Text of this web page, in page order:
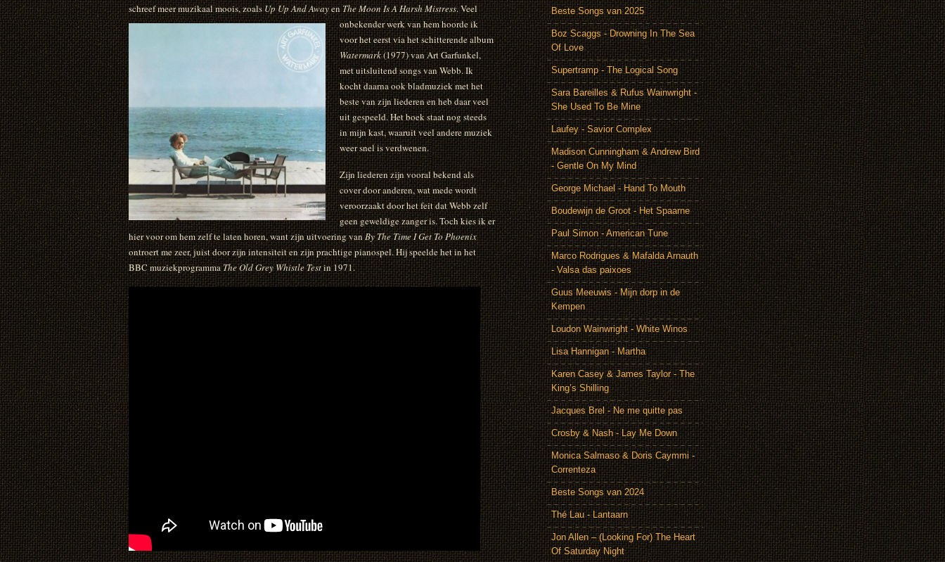
schreef meer muzikaal moois, zoalsUp Up And AwayenThe Moon Is A Harsh Mistress.Veel
onbekender werk van hem hoorde ik
voor het eerst via het schitterende album
Watermark(1977) van Art Garfunkel,
met uitsluitend songs van Webb. Ik
kocht daarna ook bladmuziek met het
beste van zijn liederen en heb daar veel
uit gespeeld. Het boek staat nog steeds
in mijn kast, waaruit veel andere muziek
weer snel is verdwenen.
Zijn liederen zijn vooral bekend als
cover door anderen, wat mede wordt
veroorzaakt door het feit dat Webb zelf
geen geweldige zanger is. Toch kies ik er
hier voor om hem zelf te laten horen, want zijn uitvoering vanBy The Time I Get To Phoenix
ontroert me zeer, juist door zijn intensiteit en zijn prachtige pianospel. Hij speelde het in het
BBC muziekprogrammaThe Old Grey Whistle Testin 1971.
Beste Songs van 2025
Boz Scaggs - Drowning In The Sea
Of Love
Supertramp - The Logical Song
Sara Bareilles & Rufus Wainwright -
She Used To Be Mine
Laufey - Savior Complex
Madison Cunningham & Andrew Bird
- Gentle On My Mind
George Michael - Hand To Mouth
Boudewijn de Groot - Het Spaarne
Paul Simon - American Tune
Marco Rodrigues & Mafalda Arnauth
- Valsa das paixoes
Guus Meeuwis - Mijn dorp in de
Kempen
Loudon Wainwright - White Winos
Lisa Hannigan - Martha
Karen Casey & James Taylor - The
King’s Shilling
Jacques Brel - Ne me quitte pas
Crosby & Nash - Lay Me Down
Monica Salmaso & Doris Caymmi -
Correnteza
Beste Songs van 2024
Thé Lau - Lantaarn
Jon Allen – (Looking For) The Heart
Of Saturday Night